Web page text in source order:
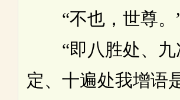
“不也，世尊。
“即八胜处、九
定、十遍处我增语